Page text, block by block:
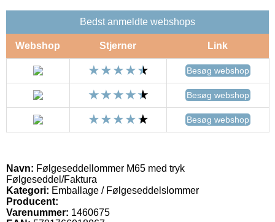
Bedst anmeldte webshops
Webshop Stjerner Link
Besøg webshop
Besøg webshop
Besøg webshop
Navn: Følgeseddellommer M65 med tryk
Følgeseddel/Faktura
Kategori: Emballage / Følgeseddelslommer
Producent:
Varenummer: 1460675